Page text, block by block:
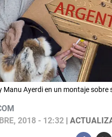
Manu Ayerdi en un montaje
2018 - 12:32|